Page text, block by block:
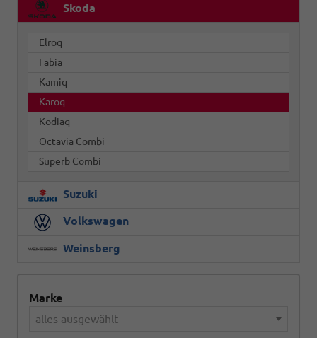
Skoda
Elroq
Fabia
Kamiq
Karoq
Kodiaq
Octavia Combi
Superb Combi
Suzuki
Volkswagen
Weinsberg
Marke
alles ausgewählt